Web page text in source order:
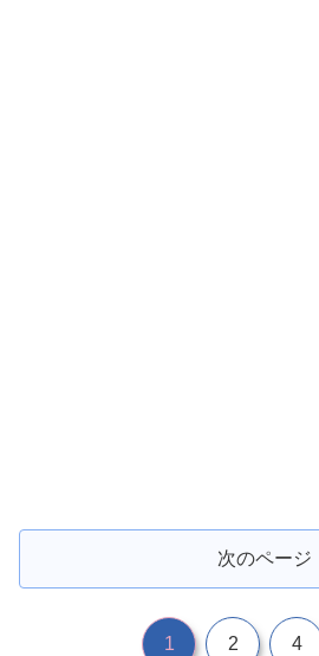
次のページ
1 2 4